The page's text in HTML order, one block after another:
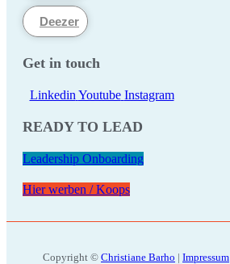
Deezer
Get in touch
Linkedin Youtube Instagram
READY TO LEAD
Leadership Onboarding
Hier werben / Koops
Copyright © Christiane Barho | Impressum